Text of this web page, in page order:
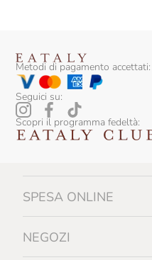
Il Poggione
La Rasina
La Spinetta
La Valdotaine
Laphroaig
Metodi di pagamento accettati:
Seguici su:
Scopri il programma fedeltà:
SPESA ONLINE
NEGOZI